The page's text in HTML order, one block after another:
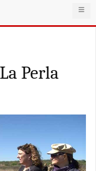
Perla